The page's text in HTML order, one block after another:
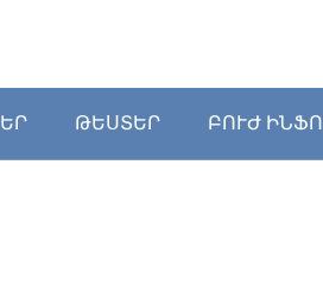
ԹԵՍՏԵՐ ԲՈՒԺ ԻՆՖՈ